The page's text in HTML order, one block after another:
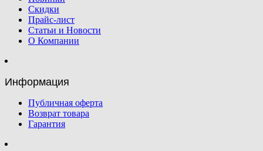
Скидки
Прайс-лист
Статьи и Новости
О Компании
Информация
Публичная оферта
Возврат товара
Гарантия